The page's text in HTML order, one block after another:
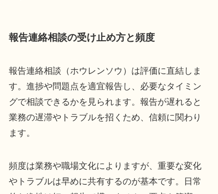
報告連絡相談の受け止め方と頻度
報告連絡相談（ホウレンソウ）は評価に直結しま
す。進捗や問題点を適宜報告し、必要なタイミン
グで相談できるかを見られます。報告が遅れると
業務の遅滞やトラブルを招くため、信頼に関わり
ます。
頻度は業務や職場文化によりますが、重要な変化
やトラブルは早めに共有するのが基本です。日常